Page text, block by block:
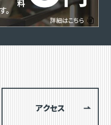
アクセス